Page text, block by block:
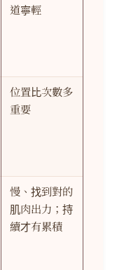
道寧輕
位置比次數多
重要
慢、找到對的
肌肉出力；持
續才有累積